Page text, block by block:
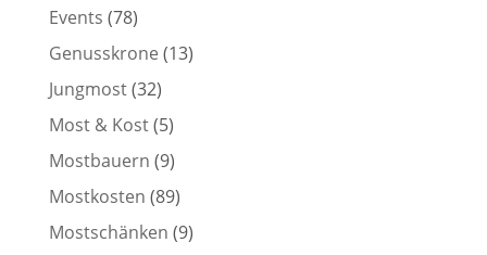
Events (78)
Genusskrone (13)
Jungmost(32)
Most & Kost(5)
Mostbauern (9)
Mostkosten (89)
Mostschänken (9)